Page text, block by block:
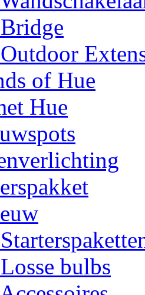
of Hue
Hue
bulbs